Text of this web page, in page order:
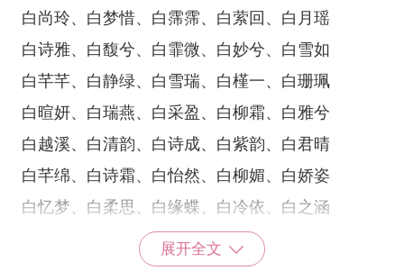
白尚玲、白梦惜、白霈霈、白萦回、白月瑶
白诗雅、白馥兮、白霏微、白妙兮、白雪如
白芊芊、白静绿、白雪瑞、白槿一、白珊珮
白暄妍、白瑞燕、白采盈、白柳霜、白雅兮
白越溪、白清韵、白诗成、白紫韵、白君晴
白芊绵、白诗霜、白怡然、白柳媚、白娇姿
白忆梦、白柔思、白缘蝶、白冷依、白之涵
白姿任、白徽音、白月涵、白蝶思、白子妍
白燕瑞、白伶俐、白君雅、白含萌、白晴澜
展开全文